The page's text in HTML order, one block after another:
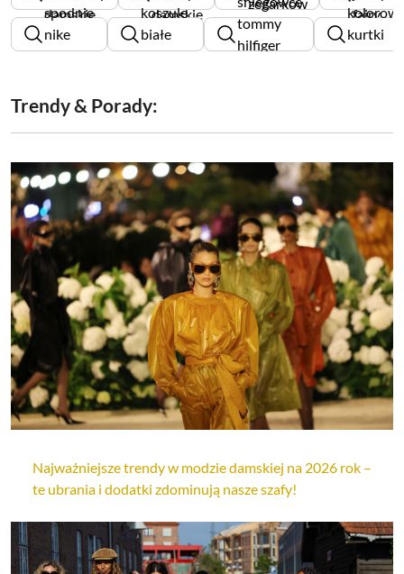
damskie
damskie
fairy
spodnie
nike
damskie
koszule
białe
damskie
tommy
hilfiger
kurtki
damskie
Trendy & Porady:
Najważniejsze trendy w modzie damskiej na 2026 rok –
te ubrania i dodatki zdominują nasze szafy!